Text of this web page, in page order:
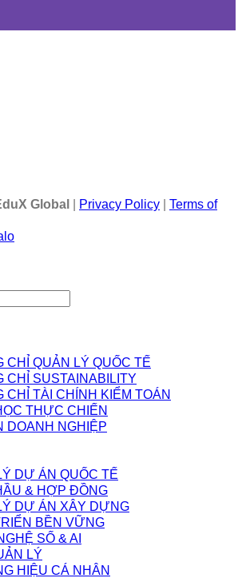
Global Privacy Policy
Terms of
CHỈ QUẢN LÝ QUỐC TẾ
CHỈ SUSTAINABILITY
CHỈ TÀI CHÍNH KIỂM TOÁN
THỰC CHIẾN
DOANH NGHIỆP
DỰ ÁN QUỐC TẾ
& HỢP ĐỒNG
DỰ ÁN XÂY DỰNG
BỀN VỮNG
SỐ & AI
LÝ
HIỆU CÁ NHÂN